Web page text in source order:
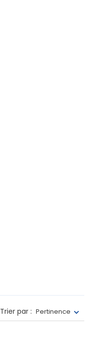
Trier par : Pertinence